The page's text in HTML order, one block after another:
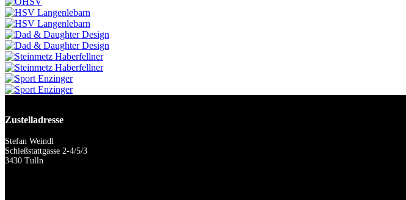
Zustelladresse
Stefan Weindl
Schießstattgasse 2-4/5/3
3430 Tulln